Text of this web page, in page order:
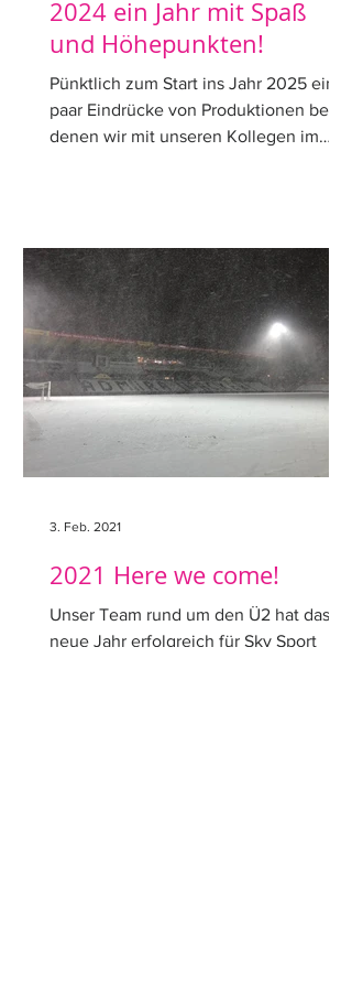
2024 ein Jahr mit Spaß
und Höhepunkten!
Pünktlich zum Start ins Jahr 2025 ein
paar Eindrücke von Produktionen bei
denen wir mit unseren Kollegen im
2021 Here we come!
Unser Team rund um den Ü2 hat das
neue Jahr erfolgreich für Sky Sport
3. Feb. 2021